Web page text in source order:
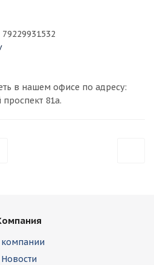
в нашем офисе по адресу:
81а.
Новости